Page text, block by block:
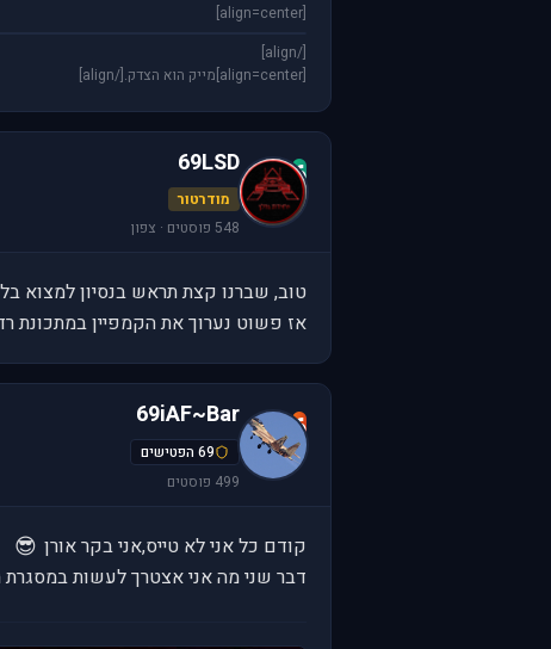
[align=center]
[/align]
6
69LSD
מודרטור
548 פוסטים · צפון
טוב, שברנו קצת תראש בנסיון למצוא
אז פשוט נערוך את הקמפיין
6
69iAF~Bar
69 הפטישים
499 פוסטים
קודם כל אני לא טייס,אני בקר אורן 😎
דבר שני מה אני אצטרך לעשות